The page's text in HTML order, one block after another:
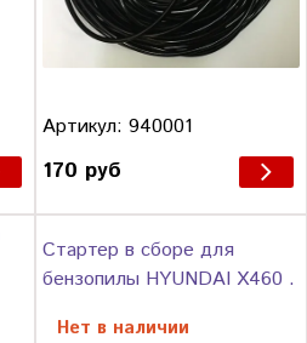
Артикул: 940001
170 руб
Стартер в сборе для
бензопилы HYUNDAI Х460 .
Нет в наличии